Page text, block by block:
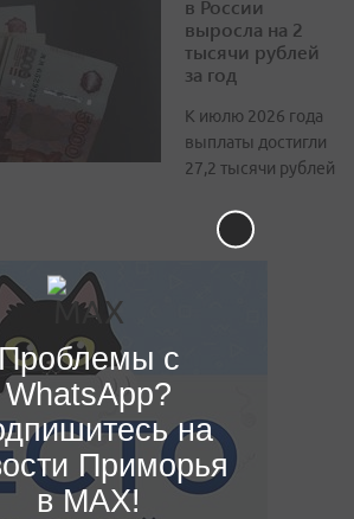
в России
выросла на 2
тысячи рублей
за год
К июлю 2026 года
выплаты достигли
27,2 тысячи рублей
Проблемы с
WhatsApp?
на
Приморья
в MAX!